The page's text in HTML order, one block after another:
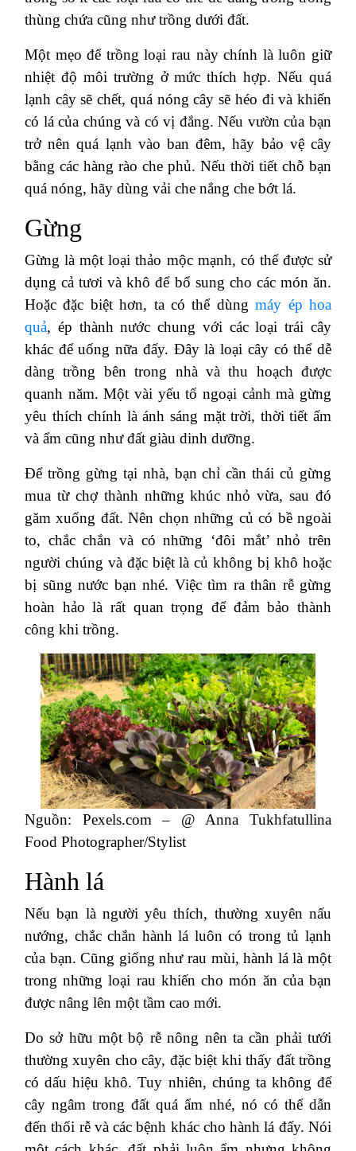
thùng chứa cũng như trồng dưới đất.
Một mẹo để trồng loại rau này chính là luôn giữ
nhiệt độ môi trường ở mức thích hợp. Nếu quá
lạnh cây sẽ chết, quá nóng cây sẽ héo đi và khiến
có lá của chúng và có vị đắng. Nếu vườn của bạn
trở nên quá lạnh vào ban đêm, hãy bảo vệ cây
bằng các hàng rào che phủ. Nếu thời tiết chỗ bạn
quá nóng, hãy dùng vải che nắng che bớt lá.
Gừng
Gừng là một loại thảo mộc mạnh, có thể được sử
dụng cả tươi và khô để bổ sung cho các món ăn.
Hoặc đặc biệt hơn, ta có thể dùngmáy ép hoa
quả, ép thành nước chung với các loại trái cây
khác để uống nữa đấy. Đây là loại cây có thể dễ
dàng trồng bên trong nhà và thu hoạch được
quanh năm. Một vài yếu tố ngoại cảnh mà gừng
yêu thích chính là ánh sáng mặt trời, thời tiết ấm
và ẩm cũng như đất giàu dinh dưỡng.
Để trồng gừng tại nhà, bạn chỉ cần thái củ gừng
mua từ chợ thành những khúc nhỏ vừa, sau đó
găm xuống đất. Nên chọn những củ có bề ngoài
to, chắc chắn và có những ‘đôi mắt’ nhỏ trên
người chúng và đặc biệt là củ không bị khô hoặc
bị sũng nước bạn nhé. Việc tìm ra thân rễ gừng
hoàn hảo là rất quan trọng để đảm bảo thành
công khi trồng.
Nguồn: Pexels.com – @ Anna Tukhfatullina
Food Photographer/Stylist
Hành lá
Nếu bạn là người yêu thích, thường xuyên nấu
nướng, chắc chắn hành lá luôn có trong tủ lạnh
của bạn. Cũng giống như rau mùi, hành lá là một
trong những loại rau khiến cho món ăn của bạn
được nâng lên một tầm cao mới.
Do sở hữu một bộ rễ nông nên ta cần phải tưới
thường xuyên cho cây, đặc biệt khi thấy đất trồng
có dấu hiệu khô. Tuy nhiên, chúng ta không để
cây ngâm trong đất quá ẩm nhé, nó có thể dẫn
đến thối rễ và các bệnh khác cho hành lá đấy. Nói